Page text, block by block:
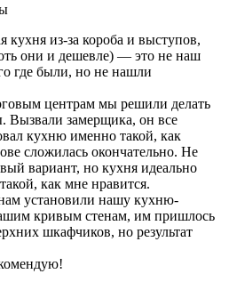
кухня из-за короба и выступов,
они и дешевле) — это не наш
где были, но не нашли
центрам мы решили делать
Вызвали замерщика, он все
кухню именно такой, как
сложилась окончательно. Не
вариант, но кухня идеально
как мне нравится.
установили нашу кухню-
кривым стенам, им пришлось
шкафчиков, но результат